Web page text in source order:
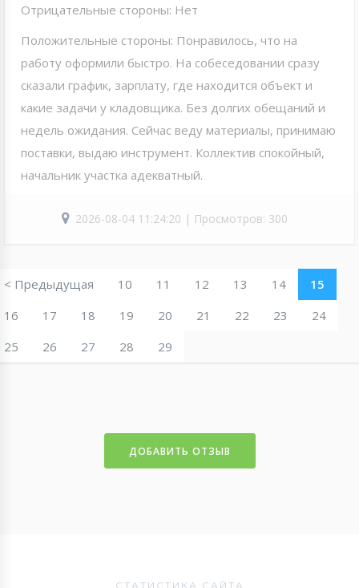
Отрицательные стороны: Нет
Положительные стороны: Понравилось, что на
работу оформили быстро. На собеседовании сразу
сказали график, зарплату, где находится объект и
какие задачи у кладовщика. Без долгих обещаний и
недель ожидания. Сейчас веду материалы, принимаю
поставки, выдаю инструмент. Коллектив спокойный,
начальник участка адекватный.
2026-08-04 11:24:20 | Просмотров: 300
< Предыдущая 10 11 12 13 14
15
16
17 18 19 20 21 22 23
24
25
26 27 28 29
ДОБАВИТЬ ОТЗЫВ
СТАТИСТИКА САЙТА